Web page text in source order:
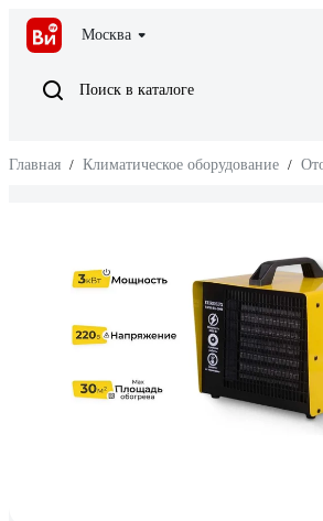
Москва
Поиск в каталоге
Главная / Климатическое оборудование /